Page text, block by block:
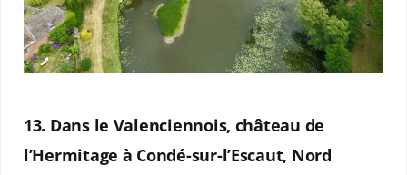
13. Dans le Valenciennois, château de
l’Hermitage à Condé-sur-l’Escaut, Nord